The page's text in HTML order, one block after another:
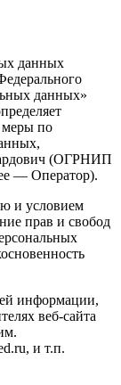
данных
данных»
меры по
(ОГРНИП
— Оператор).
и условием
прав и свобод
информации,
веб-сайта
и т.п.